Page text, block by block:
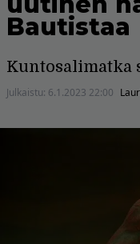
Bautistaa
Kuntosalimatka
Julkaistu: 6.1.2023 22:00